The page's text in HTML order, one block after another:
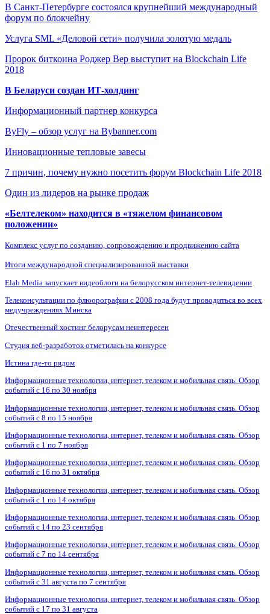
В Санкт-Петербурге состоялся крупнейший международный
форум по блокчейну
Услуга SML «Деловой сети» получила золотую медаль
Пророк биткоина Роджер Вер выступит на Blockchain Life
2018
В Беларуси создан ИТ-холдинг
Информационный партнер конкурса
ByFly – обзор услуг на Bybanner.com
Инновационные тепловые завесы
7 причин, почему нужно посетить форум Blockchain Life 2018
Один из лидеров на рынке продаж
«Белтелеком» находится в «тяжелом финансовом
положении»
Комплекс услуг по созданию, сопровождению и продвижению сайта
Итоги международной специализированной выставки
Elab Media запускает видеоблоги на белорусском интернет-телевидении
Телеконсультации по флюорографии с 2008 года будут проводиться во всех
медучреждениях Минска
Отечественный хостинг белорусам неинтересен
Студия веб-разработок отметилась на конкурсе
Истина где-то рядом
Информационные технологии, интернет, телеком и мобильная связь. Обзор
событий с 16 по 30 ноября
Информационные технологии, интернет, телеком и мобильная связь. Обзор
событий с 8 по 15 ноября
Информационные технологии, интернет, телеком и мобильная связь. Обзор
событий с 1 по 7 ноября
Информационные технологии, интернет, телеком и мобильная связь. Обзор
событий с 16 по 31 октября
Информационные технологии, интернет, телеком и мобильная связь. Обзор
событий с 1 по 14 октября
Информационные технологии, интернет, телеком и мобильная связь. Обзор
событий с 14 по 23 сентября
Информационные технологии, интернет, телеком и мобильная связь. Обзор
событий с 7 по 14 сентября
Информационные технологии, интернет, телеком и мобильная связь. Обзор
событий с 31 августа по 7 сентября
Информационные технологии, интернет, телеком и мобильная связь. Обзор
событий с 17 по 31 августа